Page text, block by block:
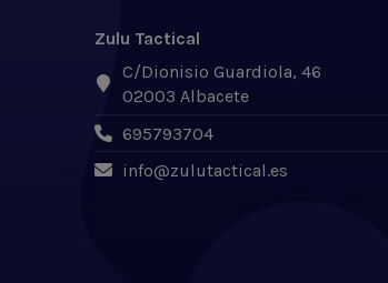
Zulu Tactical
C/Dionisio Guardiola, 46
02003 Albacete
695793704
info@zulutactical.es